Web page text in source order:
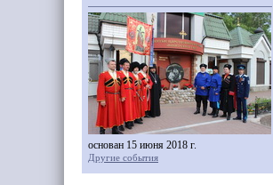
основан 15 июня 2018 г.
Другие события